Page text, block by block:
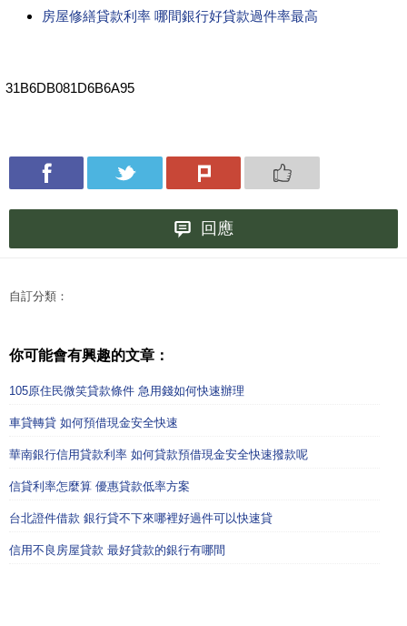
房屋修繕貸款利率 哪間銀行好貸款過件率最高
31B6DB081D6B6A95
回應
自訂分類：
你可能會有興趣的文章：
105原住民微笑貸款條件 急用錢如何快速辦理
車貸轉貸 如何預借現金安全快速
華南銀行信用貸款利率 如何貸款預借現金安全快速撥款呢
信貸利率怎麼算 優惠貸款低率方案
台北證件借款 銀行貸不下來哪裡好過件可以快速貸
信用不良房屋貸款 最好貸款的銀行有哪間